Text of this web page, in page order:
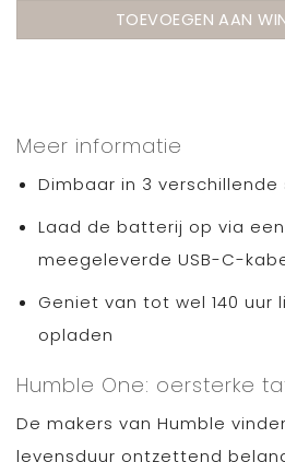
TOEVOEGEN AAN
Meer informatie
Dimbaar in 3 verschillende
Laad de batterij op via
meegeleverde USB-C-
Geniet van tot wel 140 uur
opladen
Humble One: oersterke
De makers van Humble
levensduur ontzettend